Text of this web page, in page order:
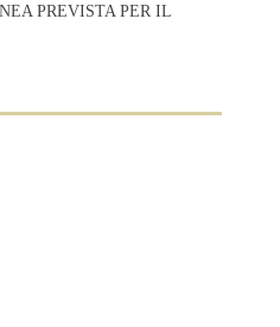
PREVISTA PER IL